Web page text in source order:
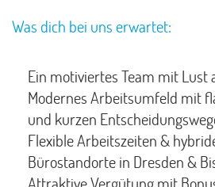
Was dich bei uns erwartet:
Ein motiviertes Team mit Lust
Modernes Arbeitsumfeld mit
und kurzen
Flexible Arbeitszeiten &
Bürostandorte in Dresden &